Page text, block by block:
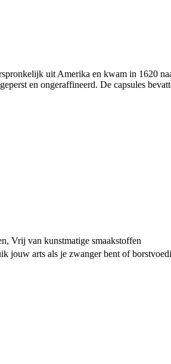
uit Amerika en kwam in 1620
en ongeraffineerd. De capsules
Vrij van kunstmatige smaakstoffen
jouw arts als je zwanger bent of